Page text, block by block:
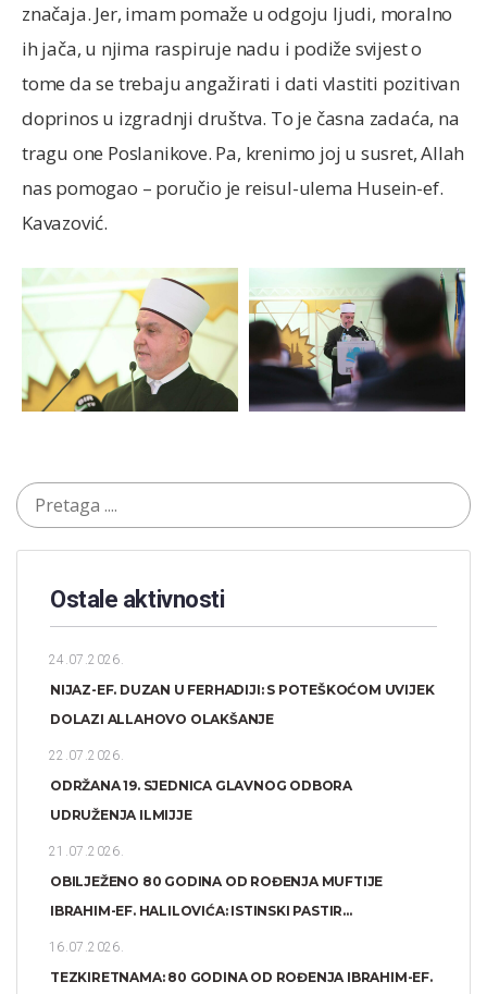
značaja. Jer, imam pomaže u odgoju ljudi, moralno
ih jača, u njima raspiruje nadu i podiže svijest o
tome da se trebaju angažirati i dati vlastiti pozitivan
doprinos u izgradnji društva. To je časna zadaća, na
tragu one Poslanikove. Pa, krenimo joj u susret, Allah
nas pomogao – poručio je reisul-ulema Husein-ef.
Kavazović.
Ostale aktivnosti
24.07.2026.
NIJAZ-EF. DUZAN U FERHADIJI: S POTEŠKOĆOM UVIJEK
DOLAZI ALLAHOVO OLAKŠANJE
22.07.2026.
ODRŽANA 19. SJEDNICA GLAVNOG ODBORA
UDRUŽENJA ILMIJJE
21.07.2026.
OBILJEŽENO 80 GODINA OD ROĐENJA MUFTIJE
IBRAHIM-EF. HALILOVIĆA: ISTINSKI PASTIR...
16.07.2026.
TEZKIRETNAMA: 80 GODINA OD ROĐENJA IBRAHIM-EF.